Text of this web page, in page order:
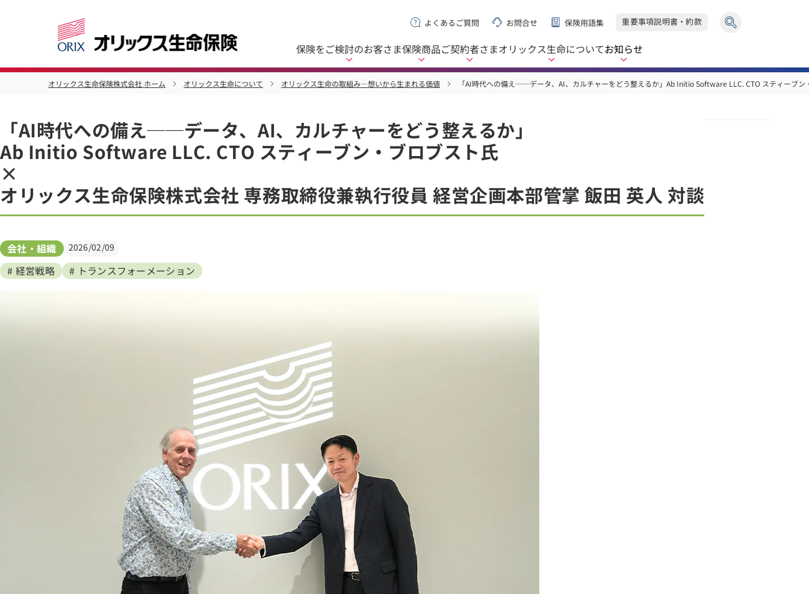
保険をご検討のお客さま保険商品ご契約者さまオリックス生命についてお知らせ
よくあるご質問 お問合せ 保険用語集 重要事項説明書・約款
オリックス生命保険株式会社 ホーム オリックス生命について オリックス生命の取組み―想いから生まれる価値 「AI時代への備え──データ、AI、カルチャーをどう整えるか」Ab Initio Software LLC. CTO スティーブ
「AI時代への備え──データ、AI、カルチャーをどう整えるか」
Ab Initio Software LLC. CTO スティーブン・ブロブスト氏
×
オリックス生命保険株式会社 専務取締役兼執行役員 経営企画本部管掌 飯田 英人 対談
会社・組織 2026/02/09
# 経営戦略 # トランスフォーメーション